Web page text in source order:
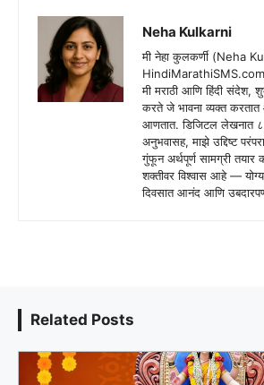
Neha Kulkarni
मी नेहा कुलकर्णी (Neha
मी मराठी आणि हिंदी संदेश,
करते जे भावना व्यक्त
आणतात. डिजिटल लेखनात ८
अनुभवासह, माझे उद्दिष्ट
गुंफून अर्थपूर्ण सामग्री
शक्तीवर विश्वास आहे — योग्य
दिवसात आनंद आणि
Related Posts